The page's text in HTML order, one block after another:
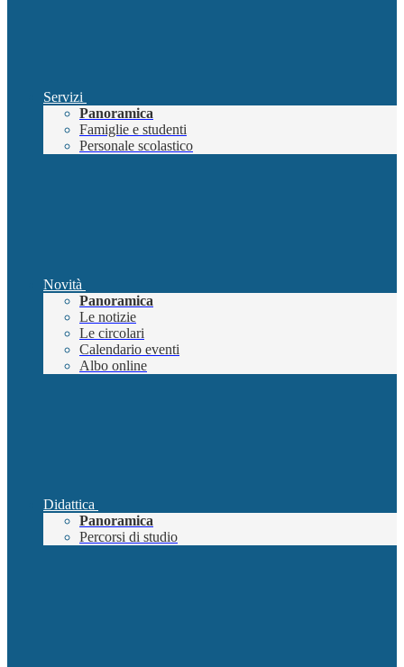
Servizi
Panoramica
Famiglie e studenti
Personale scolastico
Novità
Panoramica
Le notizie
Le circolari
Calendario eventi
Albo online
Didattica
Panoramica
Percorsi di studio